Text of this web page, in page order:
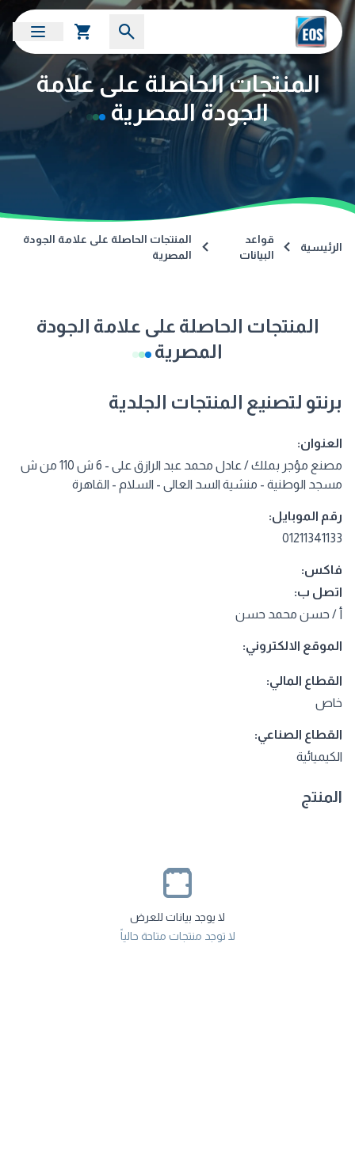
المنتجات الحاصلة على علامة
الجودة المصرية
الرئيسية
قواعد
البيانات
المنتجات الحاصلة على علامة الجودة
المصرية
المنتجات الحاصلة على علامة الجودة
المصرية
برنتو لتصنيع المنتجات الجلدية
العنوان:
مصنع مؤجر بملك / عادل محمد عبد الرازق على - 6 ش 110 من ش
مسجد الوطنية - منشية السد العالى - السلام - القاهرة
رقم الموبايل:
01211341133
فاكس:
اتصل ب:
أ / حسن محمد حسن
الموقع الالكتروني:
القطاع المالي:
خاص
القطاع الصناعي:
الكيميائية
المنتج
لا يوجد بيانات للعرض
لا توجد منتجات متاحة حالياً